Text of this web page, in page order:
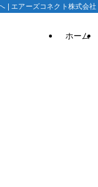
| エアーズコネクト株式会社
ホーム